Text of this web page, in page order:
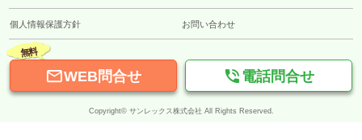
個人情報保護方針 お問い合わせ
無料
WEB問合せ  電話問合せ
Copyright© サンレックス株式会社 All Rights Reserved.